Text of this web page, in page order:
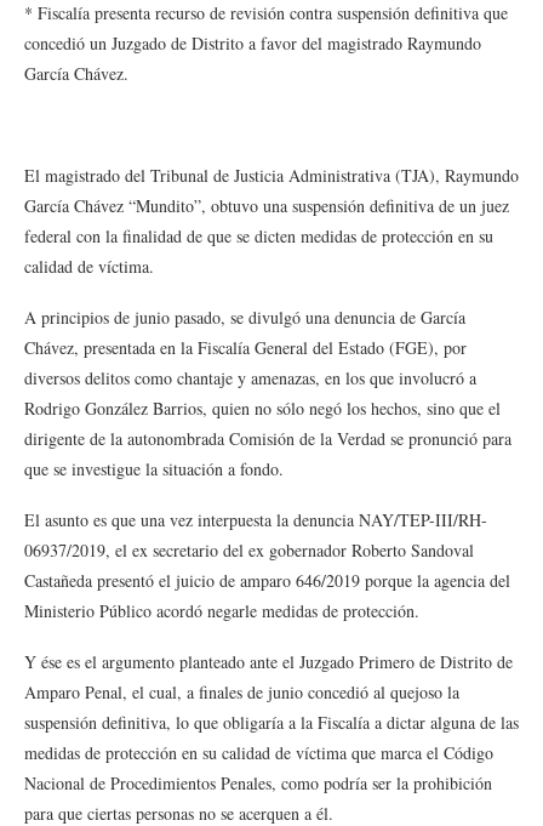
* Fiscalía presenta recurso de revisión contra suspensión definitiva que
concedió un Juzgado de Distrito a favor del magistrado Raymundo
García Chávez.
El magistrado del Tribunal de Justicia Administrativa (TJA), Raymundo
García Chávez “Mundito”, obtuvo una suspensión definitiva de un juez
federal con la finalidad de que se dicten medidas de protección en su
calidad de víctima.
A principios de junio pasado, se divulgó una denuncia de García
Chávez, presentada en la Fiscalía General del Estado (FGE), por
diversos delitos como chantaje y amenazas, en los que involucró a
Rodrigo González Barrios, quien no sólo negó los hechos, sino que el
dirigente de la autonombrada Comisión de la Verdad se pronunció para
que se investigue la situación a fondo.
El asunto es que una vez interpuesta la denuncia NAY/TEP-III/RH-
06937/2019, el ex secretario del ex gobernador Roberto Sandoval
Castañeda presentó el juicio de amparo 646/2019 porque la agencia del
Ministerio Público acordó negarle medidas de protección.
Y ése es el argumento planteado ante el Juzgado Primero de Distrito de
Amparo Penal, el cual, a finales de junio concedió al quejoso la
suspensión definitiva, lo que obligaría a la Fiscalía a dictar alguna de las
medidas de protección en su calidad de víctima que marca el Código
Nacional de Procedimientos Penales, como podría ser la prohibición
para que ciertas personas no se acerquen a él.